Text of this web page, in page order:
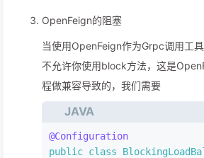
OpenFeign的阻塞
当使用OpenFeign作为Grpc调用工
不允许你使用block方法，这是
程做兼容导致的，我们需要
JAVA
@Configuration
public class